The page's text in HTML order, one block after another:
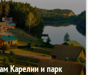
Карелии и парк